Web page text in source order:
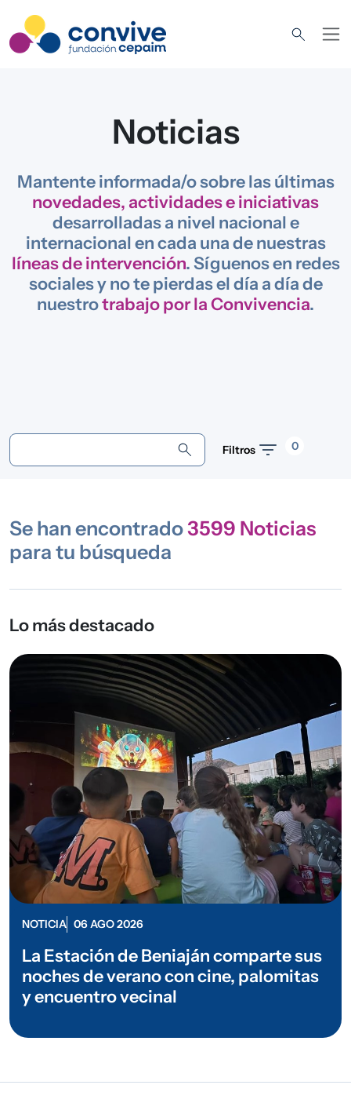
Noticias
Mantente informada/o sobre las últimas
novedades, actividades e iniciativas
desarrolladas a nivel nacional e
internacional en cada una de nuestras
líneas de intervención. Síguenos en redes
sociales y no te pierdas el día a día de
nuestrotrabajo por la Convivencia.
Filtros 0
Se han encontrado3599 Noticias
para tu búsqueda
Lo más destacado
NOTICIA 06 AGO 2026
La Estación de Beniaján comparte sus
noches de verano con cine, palomitas
y encuentro vecinal